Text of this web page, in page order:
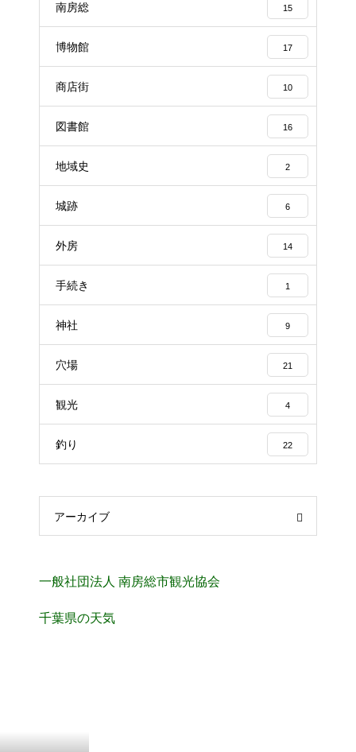
南房総 15
博物館 17
商店街 10
図書館 16
地域史 2
城跡 6
外房 14
手続き 1
神社 9
穴場 21
観光 4
釣り 22
アーカイブ
一般社団法人 南房総市観光協会
千葉県の天気